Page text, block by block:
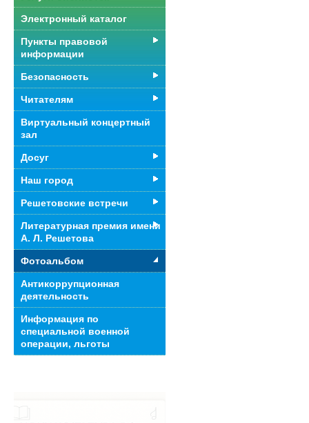
Электронный каталог
Пункты правовой
информации
Безопасность
Читателям
Виртуальный концертный
зал
Досуг
Наш город
Решетовские встречи
Литературная премия имени
А. Л. Решетова
Фотоальбом
Антикоррупционная
деятельность
Информация по
специальной военной
операции, льготы